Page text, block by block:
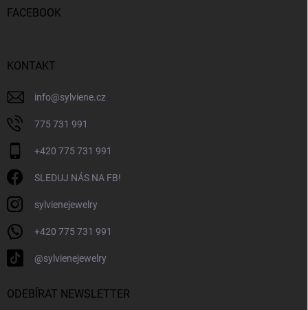
FACEBOOK
KONTAKT
info@sylviene.cz
775 731 991
+420 775 731 991
SLEDUJ NÁS NA FB!
sylvienejewelry
+420 775 731 991
@sylvienejewelry
ODEBÍRAT NEWSLETTER